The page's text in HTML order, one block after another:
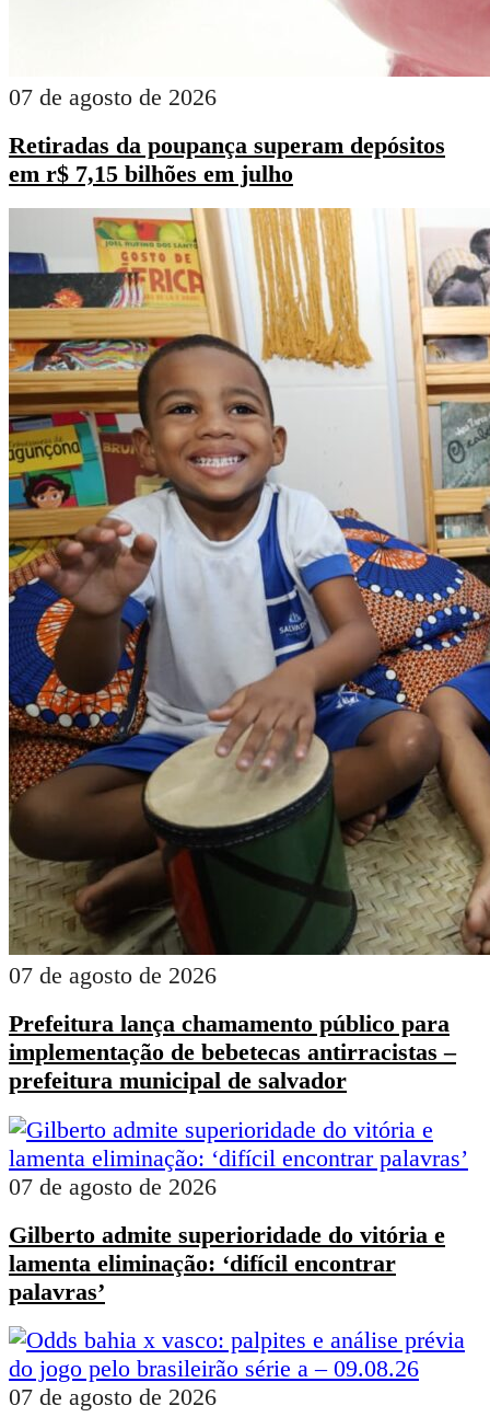
07 de agosto de 2026
Retiradas da poupança superam depósitos
em r$ 7,15 bilhões em julho
07 de agosto de 2026
Prefeitura lança chamamento público para
implementação de bebetecas antirracistas –
prefeitura municipal de salvador
07 de agosto de 2026
Gilberto admite superioridade do vitória e
lamenta eliminação: ‘difícil encontrar
palavras’
07 de agosto de 2026